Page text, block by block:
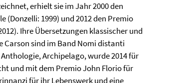
erhielt sie im Jahr 2000 den
1999) und 2012 den Premio
Ihre Übersetzungen klassischer und
Carson sind im Band Nomi distanti
Archipelago, wurde 2014 für
und mit dem Premio John Florio für
für ihr Lebenswerk und eine